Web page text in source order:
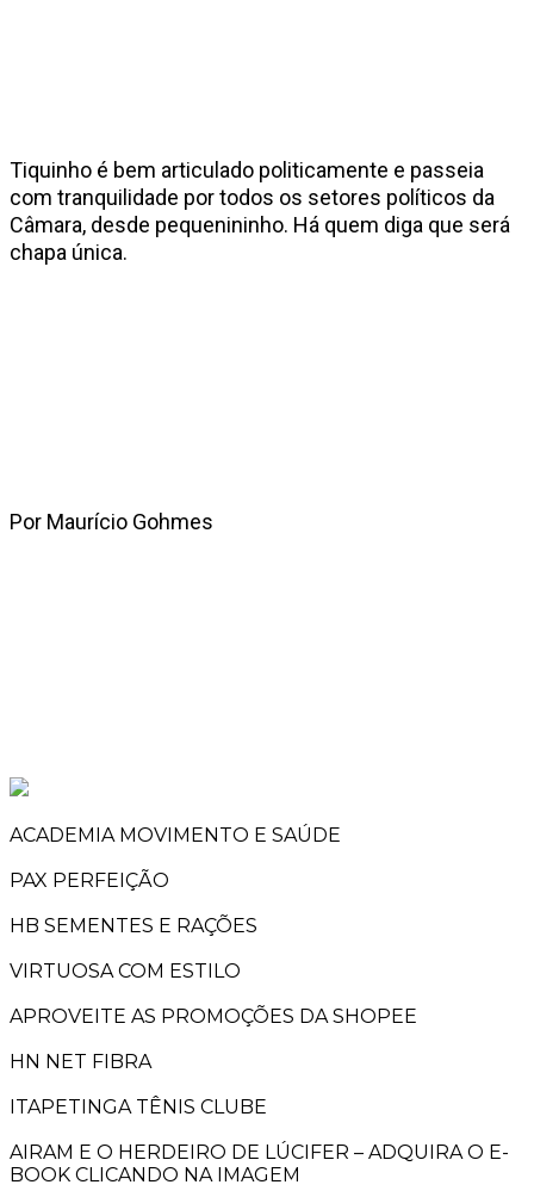
Tiquinho é bem articulado politicamente e passeia
com tranquilidade por todos os setores políticos da
Câmara, desde pequenininho. Há quem diga que será
chapa única.
Por Maurício Gohmes
ACADEMIA MOVIMENTO E SAÚDE
PAX PERFEIÇÃO
HB SEMENTES E RAÇÕES
VIRTUOSA COM ESTILO
APROVEITE AS PROMOÇÕES DA SHOPEE
HN NET FIBRA
ITAPETINGA TÊNIS CLUBE
AIRAM E O HERDEIRO DE LÚCIFER – ADQUIRA O E-
BOOK CLICANDO NA IMAGEM